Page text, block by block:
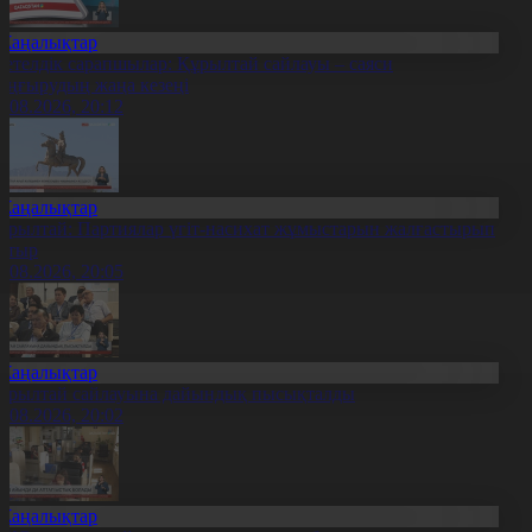
сарапшылар: Құрылтай сайлауы – саяси
жаңа кезеңі
20:12
Партиялар үгіт-насихат жұмыстарын жалғастырып
20:05
сайлауына дайындық пысықталды
20:02